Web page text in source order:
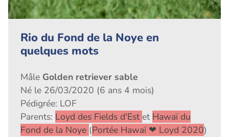
Rio du Fond de la Noye en
quelques mots
Mâle Golden retriever sable
Né le 26/03/2020 (6 ans 4 mois)
Pédigrée: LOF
Parents: Loyd des Fields d'Est et Hawaï du
Fond de la Noye (Portée Hawaï ❤ Loyd 2020)